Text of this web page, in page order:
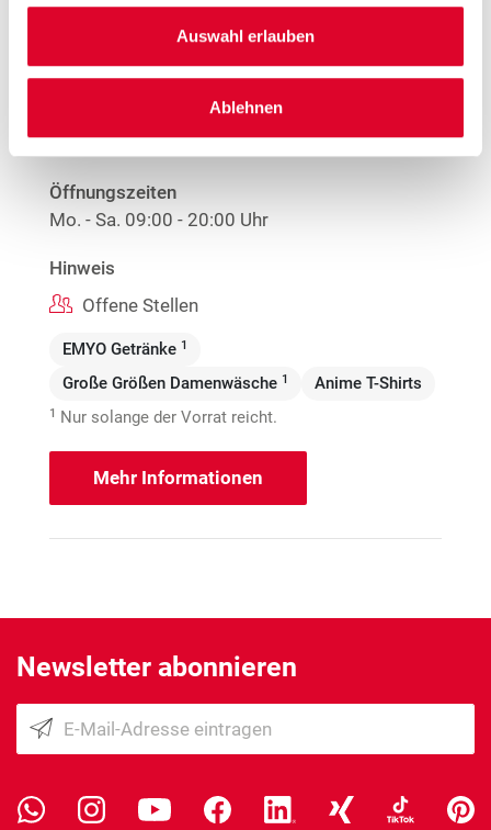
Auswahl erlauben
Ablehnen
Große Bleiche 17-23
55116 Mainz
8.82 km
Öffnungszeiten
Mo. - Sa. 09:00 - 20:00 Uhr
Hinweis
Offene Stellen
EMYO Getränke 1
Große Größen Damenwäsche 1 Anime T-Shirts
1 Nur solange der Vorrat reicht.
Mehr Informationen
Newsletter abonnieren